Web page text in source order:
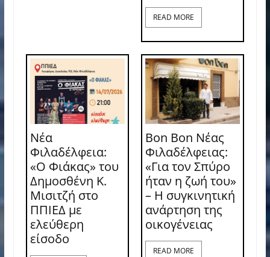
READ MORE
Νέα
Φιλαδέλφεια:
«Ο Φιάκας» του
Δημοσθένη Κ.
Μισιτζή στο
ΠΠΙΕΔ με
ελεύθερη
είσοδο
Bon Bon Νέας
Φιλαδέλφειας:
«Για τον Σπύρο
ήταν η ζωή του»
– Η συγκινητική
ανάρτηση της
οικογένειας
READ MORE